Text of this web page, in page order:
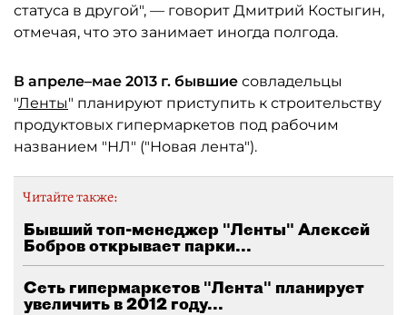
статуса в другой", — говорит Дмитрий Костыгин,
отмечая, что это занимает иногда полгода.
В апреле–мае 2013 г. бывшие совладельцы
"Ленты" планируют приступить к строительству
продуктовых гипермаркетов под рабочим
названием "НЛ" ("Новая лента").
Читайте также:
Бывший топ-менеджер "Ленты" Алексей
Бобров открывает парки...
Сеть гипермаркетов "Лента" планирует
увеличить в 2012 году...